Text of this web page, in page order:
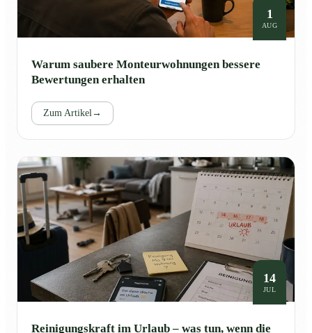
1
AUG
Warum saubere Monteurwohnungen bessere
Bewertungen erhalten
Zum Artikel→
14
JUL
Reinigungskraft im Urlaub – was tun, wenn die